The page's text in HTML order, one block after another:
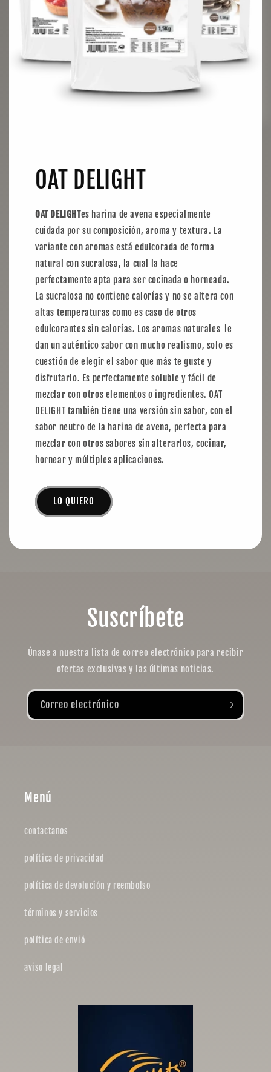
OAT DELIGHT
OAT DELIGHTes harina de avena especialmente
cuidada por su composición, aroma y textura. La
variante con aromas está edulcorada de forma
natural con sucralosa, la cual la hace
perfectamente apta para ser cocinada o horneada.
La sucralosa no contiene calorías y no se altera con
altas temperaturas como es caso de otros
edulcorantes sin calorías. Los aromas naturales le
dan un auténtico sabor con mucho realismo, solo es
cuestión de elegir el sabor que más te guste y
disfrutarlo. Es perfectamente soluble y fácil de
mezclar con otros elementos o ingredientes. OAT
DELIGHT también tiene una versión sin sabor, con el
sabor neutro de la harina de avena, perfecta para
mezclar con otros sabores sin alterarlos, cocinar,
hornear y múltiples aplicaciones.
LO QUIERO
Suscríbete
Únase a nuestra lista de correo electrónico para recibir
ofertas exclusivas y las últimas noticias.
Correo electrónico
Menú
contactanos
política de privacidad
política de devolución y reembolso
términos y servicios
política de envió
aviso legal